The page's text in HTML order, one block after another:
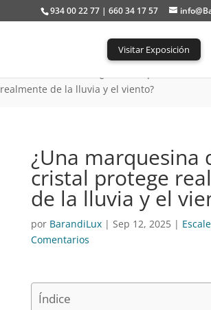
934 00 22 77 | 660 34 17 57
Visitar Exposición
realmente de la lluvia y el viento?
¿Una marquesina
cristal protege
de la lluvia y el
por BarandiLux| Sep 12, 2025|
Comentarios
Índice